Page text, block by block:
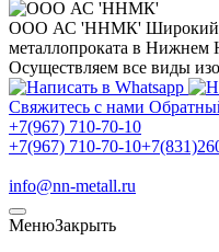
ООО АС 'ННМК' Широкий
металлопроката в Нижнем
Осуществляем все виды
Свяжитесь с нами
+7(967) 710-70-10
+7(967) 710-70-10
info@nn-metall.ru
МенюЗакрыть